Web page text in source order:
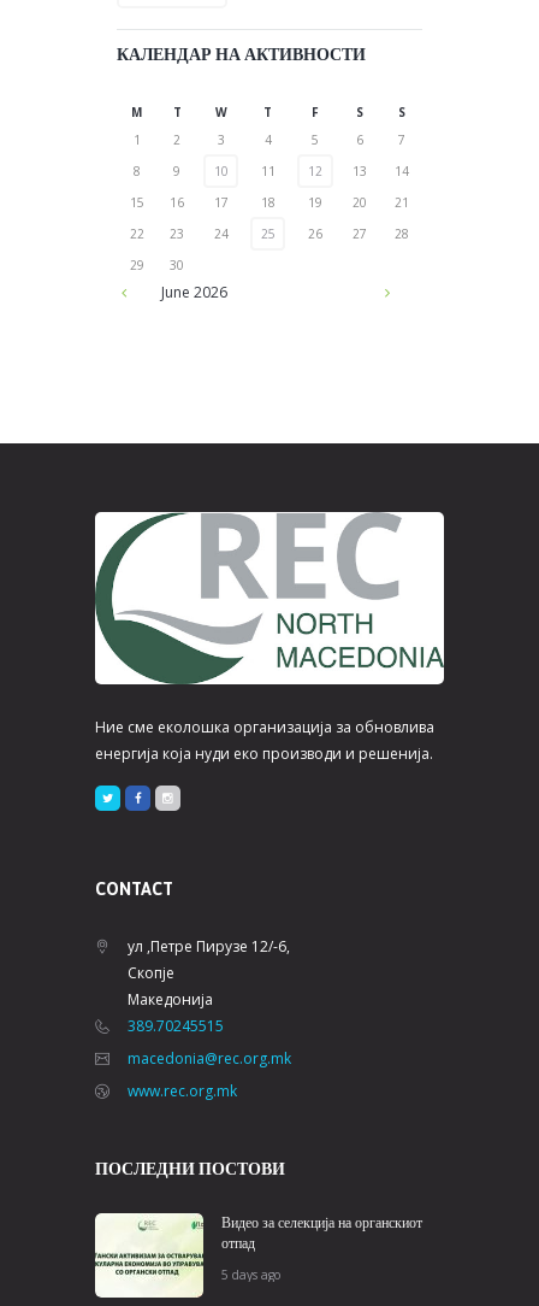
КАЛЕНДАР НА АКТИВНОСТИ
M T W T F S S
June 2026
1 2 3 4 5 6
7
8
9 10 11 12 13
14
15
16 17 18 19 20
21
22
23 24 25 26 27
28
29
30
Ние сме еколошка организација за обновлива
енергија која нуди еко производи и решенија.
CONTACT
ул ,Петре Пирузе 12/-6,
Скопје
Македонија
389.70245515
macedonia@rec.org.mk
www.rec.org.mk
ПОСЛЕДНИ ПОСТОВИ
Видео за селекција на органскиот
отпад
5 days ago